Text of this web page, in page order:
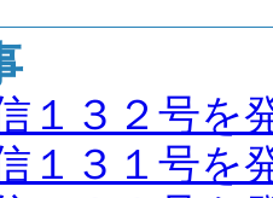
１３２号を
１３１号を